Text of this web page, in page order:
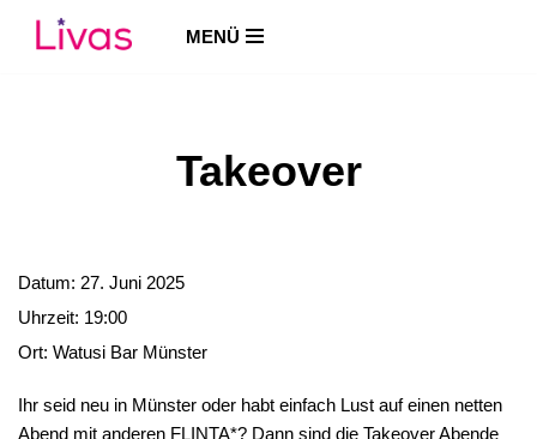
MENÜ
Takeover
Datum: 27. Juni 2025
Uhrzeit: 19:00
Ort: Watusi Bar Münster
Ihr seid neu in Münster oder habt einfach Lust auf einen netten
Abend mit anderen FLINTA*? Dann sind die Takeover Abende